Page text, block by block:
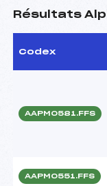
Résultats
Codex
AAPM0581.FFS
AAPM0551.FFS